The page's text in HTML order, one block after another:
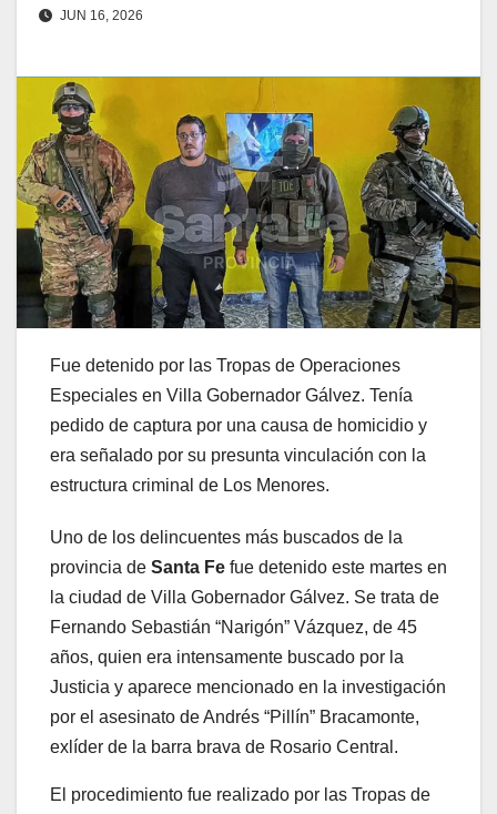
JUN 16, 2026
Fue detenido por las Tropas de Operaciones
Especiales en Villa Gobernador Gálvez. Tenía
pedido de captura por una causa de homicidio y
era señalado por su presunta vinculación con la
estructura criminal de Los Menores.
Uno de los delincuentes más buscados de la
provincia de Santa Fe fue detenido este martes en
la ciudad de Villa Gobernador Gálvez. Se trata de
Fernando Sebastián “Narigón” Vázquez, de 45
años, quien era intensamente buscado por la
Justicia y aparece mencionado en la investigación
por el asesinato de Andrés “Pillín” Bracamonte,
exlíder de la barra brava de Rosario Central.
El procedimiento fue realizado por las Tropas de